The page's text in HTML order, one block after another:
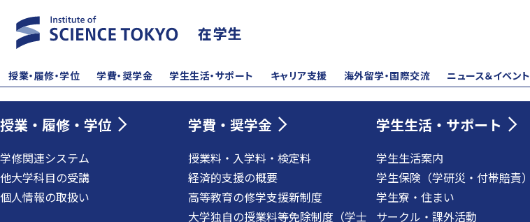
在学生
授業・履修・学位 学費・奨学金 学生生活・サポート キャリア支援 海外留学・国際交流 ニュース＆イベント
授業・履修・学位
学修関連システム
他大学科目の受講
個人情報の取扱い
学費・奨学金
授業料・入学料・検定料
経済的支援の概要
高等教育の修学支援新制度
大学独自の授業料等免除制度（学士
学生生活・サポート
学生生活案内
学生保険（学研災・付帯賠責）
学生寮・住まい
サークル・課外活動